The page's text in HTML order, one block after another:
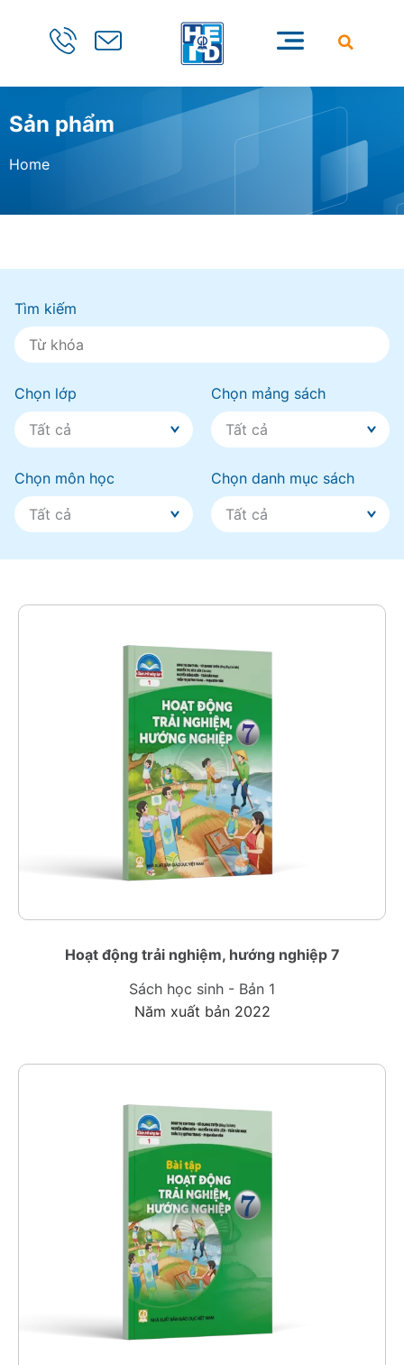
Sản phẩm
Home
Tìm kiếm
Chọn lớp Chọn mảng sách
Chọn môn học Chọn danh mục sách
Hoạt động trải nghiệm, hướng nghiệp 7
Sách học sinh - Bản 1
Năm xuất bản 2022